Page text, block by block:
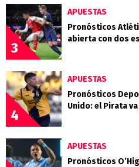
3
APUESTAS
Pronósticos
abierta con dos
4
APUESTAS
Pronósticos
Unido: el Pirata
APUESTAS
Pronósticos